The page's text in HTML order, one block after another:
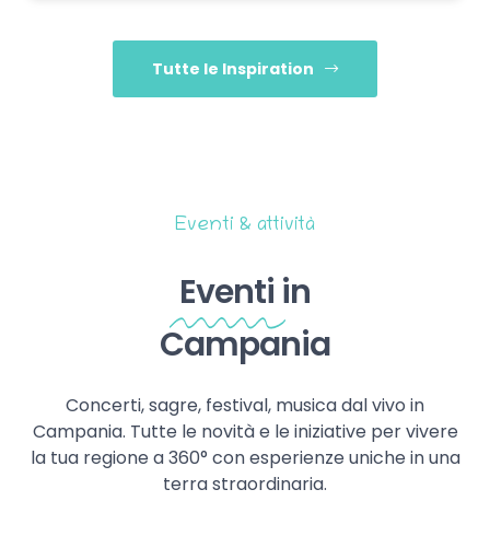
Tutte le Inspiration
Eventi & attività
Eventi in
Campania
Concerti, sagre, festival, musica dal vivo in
Campania. Tutte le novità e le iniziative per vivere
la tua regione a 360° con esperienze uniche in una
terra straordinaria.